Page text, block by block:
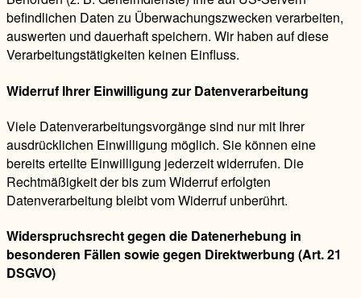
befindlichen Daten zu Überwachungszwecken verarbeiten,
auswerten und dauerhaft speichern. Wir haben auf diese
Verarbeitungstätigkeiten keinen Einfluss.
Widerruf Ihrer Einwilligung zur Datenverarbeitung
Viele Datenverarbeitungsvorgänge sind nur mit Ihrer
ausdrücklichen Einwilligung möglich. Sie können eine
bereits erteilte Einwilligung jederzeit widerrufen. Die
Rechtmäßigkeit der bis zum Widerruf erfolgten
Datenverarbeitung bleibt vom Widerruf unberührt.
Widerspruchsrecht gegen die Datenerhebung in
besonderen Fällen sowie gegen Direktwerbung (Art. 21
DSGVO)